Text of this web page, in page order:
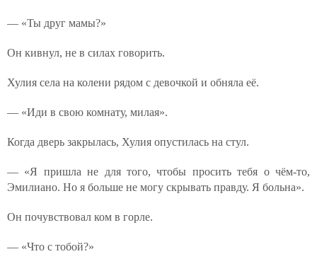
— «Ты друг мамы?»
Он кивнул, не в силах говорить.
Хулия села на колени рядом с девочкой и обняла её.
— «Иди в свою комнату, милая».
Когда дверь закрылась, Хулия опустилась на стул.
— «Я пришла не для того, чтобы просить тебя о чём-то,
Эмилиано. Но я больше не могу скрывать правду. Я больна».
Он почувствовал ком в горле.
— «Что с тобой?»